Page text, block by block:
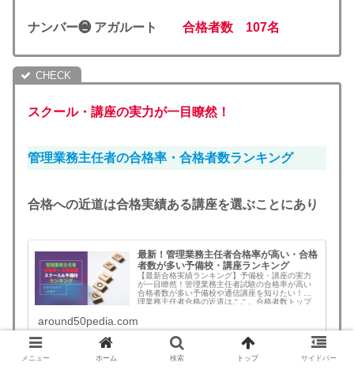
ナンバー❷ アガルート 合格者数 107名
スクール・講座の実力が一目瞭然！
管理業務主任者の合格率・合格者数ランキング
合格への近道は合格実績ある講座を選ぶことにあり
最新！管理業務主任者合格率が高い・合格
者数が多い予備校・講座ランキング
【最新合格実績ランキング】予備校・講座の実力
が一目瞭然！管理業務主任者試験の合格率が高い
合格者数が多い予備校や通信講座を知りたい！管
理業務主任者合格の近道はここ。合格者数トップ
around50pedia.com
メニュー ホーム 検索 トップ サイドバー